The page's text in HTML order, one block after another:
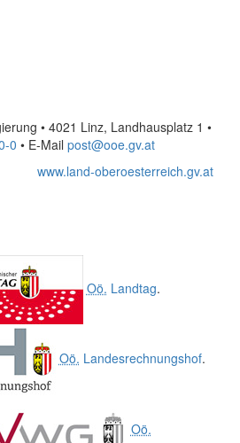
• 4021 Linz, Landhausplatz 1 •
0 • E-Mail post@ooe.gv.at
www.land-oberoesterreich.gv.at
Oö. Landtag.
Oö. Landesrechnungshof.
Oö.